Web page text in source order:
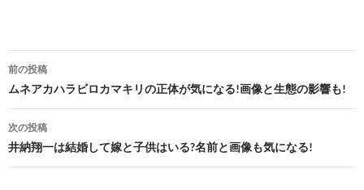
投
稿
ナ
ビ
ゲ
前の投稿
ムネアカハラビロカマキリの正体が気になる!画像と生態の影響も!
次の投稿
井納翔一は結婚して嫁と子供はいる?名前と画像も気になる!